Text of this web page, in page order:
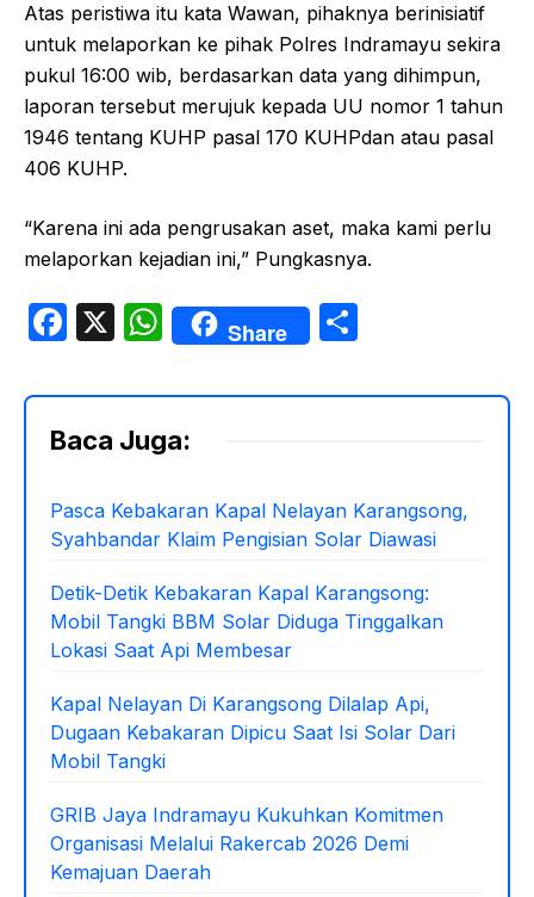
Atas peristiwa itu kata Wawan, pihaknya berinisiatif
untuk melaporkan ke pihak Polres Indramayu sekira
pukul 16:00 wib, berdasarkan data yang dihimpun,
laporan tersebut merujuk kepada UU nomor 1 tahun
1946 tentang KUHP pasal 170 KUHPdan atau pasal
406 KUHP.
“Karena ini ada pengrusakan aset, maka kami perlu
melaporkan kejadian ini,” Pungkasnya.
F
c
e
o
o
k
X
W
h
at
s
p
p
Share
ar
Baca Juga:
Pasca Kebakaran Kapal Nelayan Karangsong,
Syahbandar Klaim Pengisian Solar Diawasi
Detik-Detik Kebakaran Kapal Karangsong:
Mobil Tangki BBM Solar Diduga Tinggalkan
Lokasi Saat Api Membesar
Kapal Nelayan Di Karangsong Dilalap Api,
Dugaan Kebakaran Dipicu Saat Isi Solar Dari
Mobil Tangki
GRIB Jaya Indramayu Kukuhkan Komitmen
Organisasi Melalui Rakercab 2026 Demi
Kemajuan Daerah